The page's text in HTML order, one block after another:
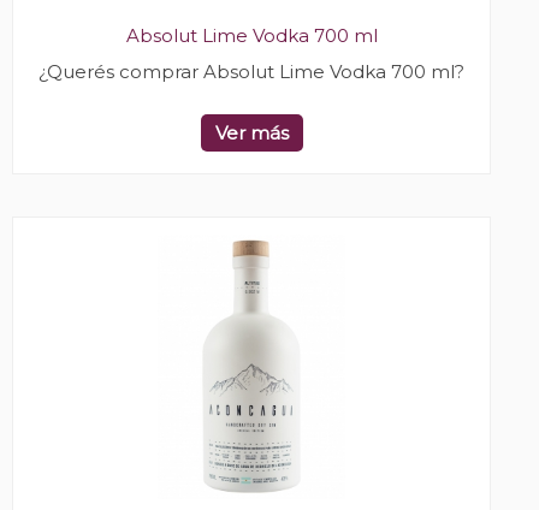
Absolut Lime Vodka 700 ml
¿Querés comprar Absolut Lime Vodka 700 ml?
Ver más